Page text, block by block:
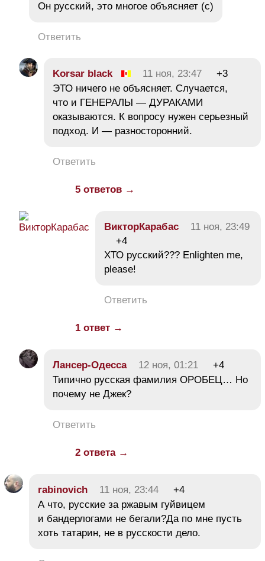
Он русский, это многое объясняет (с)
Ответить
Korsar black 11 ноя, 23:47
+3
ЭТО ничего не объясняет. Случается,
что и ГЕНЕРАЛЫ — ДУРАКАМИ
оказываются. К вопросу нужен серьезный
подход. И — разносторонний.
Ответить
5 ответов →
ВикторКарабас
11 ноя, 23:49
+4
ХТО русский??? Enlighten me,
please!
Ответить
1 ответ →
Лансер-Одесса 12 ноя, 01:21
+4
Типично русская фамилия ОРОБЕЦ… Но
почему не Джек?
Ответить
2 ответа →
rabinovich 11 ноя, 23:44
+4
А что, русские за ржавым гуйвицем
и бандерлогами не бегали?Да по мне пусть
хоть татарин, не в русскости дело.